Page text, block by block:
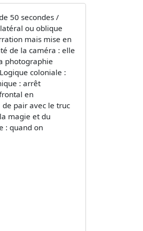
50 secondes /
ou oblique
mais mise en
de la caméra : elle
photographie
coloniale :
: arrêt
en
pair avec le truc
magie et du
: quand on